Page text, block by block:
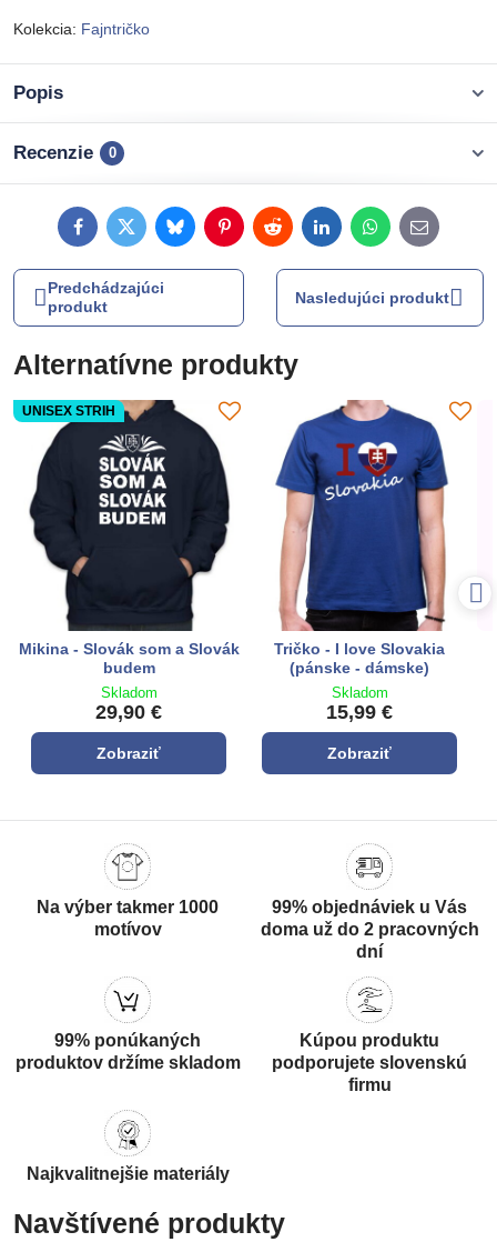
Kolekcia: Fajntričko
Popis
Recenzie 0
FacebookTwitterBlueskyPinterestRedditLinkedInWhatsApp
E-
mail
Predchádzajúci
produkt
Nasledujúci produkt
Alternatívne produkty
UNISEX STRIH
Mikina - Slovák som a Slovák
budem
Skladom
29,90 €
Zobraziť
Tričko - I love Slovakia
(pánske - dámske)
Skladom
15,99 €
Zobraziť
Na výber takmer 1000
motívov
99% objednáviek u Vás
doma už do 2 pracovných
dní
99% ponúkaných
produktov držíme skladom
Kúpou produktu
podporujete slovenskú
firmu
Najkvalitnejšie materiály
Navštívené produkty